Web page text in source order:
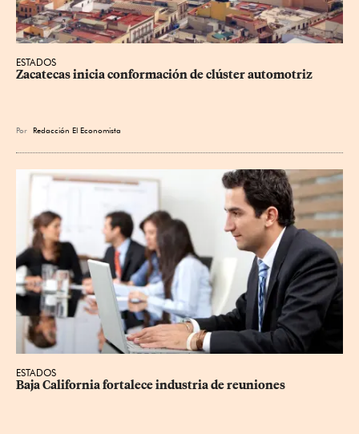
ESTADOS
Zacatecas inicia conformación de clúster automotriz
Por Redacción El Economista
ESTADOS
Baja California fortalece industria de reuniones